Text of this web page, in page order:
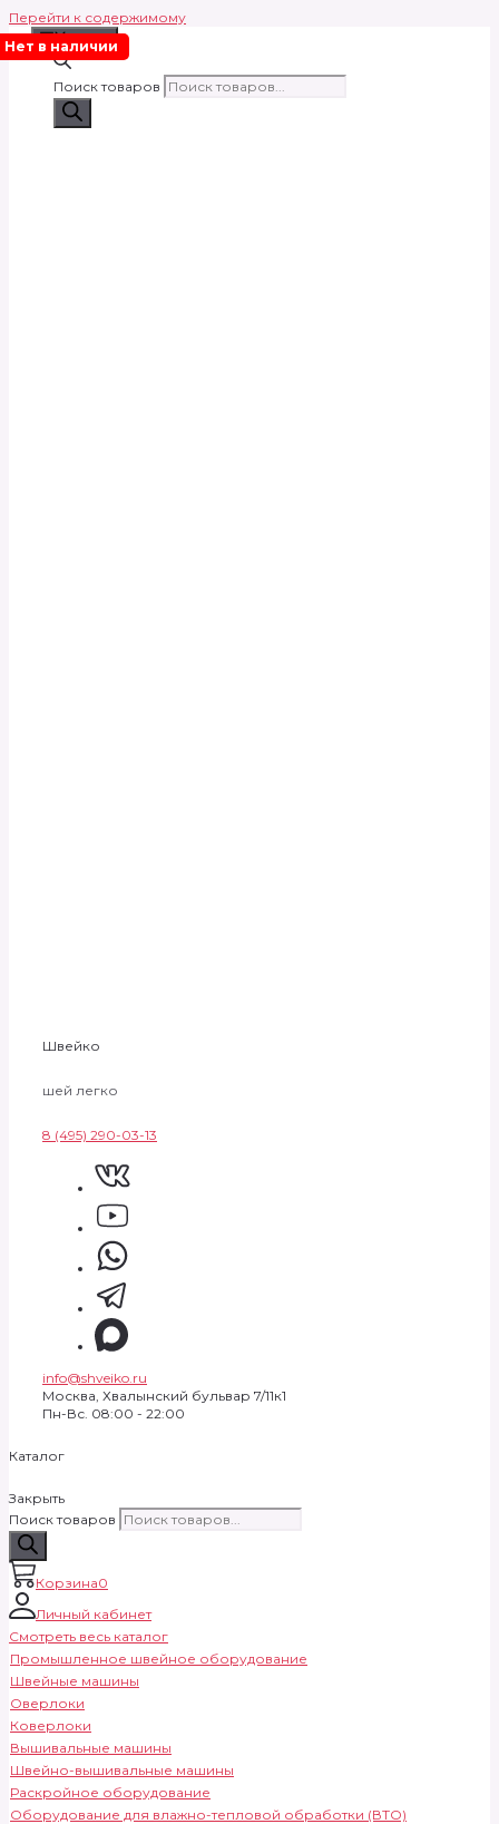
Перейти к содержимому
Меню
Поиск товаров
Швейко
шей легко
8 (495) 290-03-13
info@shveiko.ru
Москва, Хвалынский бульвар 7/11к1
Пн-Вс. 08:00 - 22:00
Каталог
Закрыть
Поиск товаров
Корзина0
Личный кабинет
Смотреть весь каталог
Промышленное швейное оборудование
Швейные машины
Оверлоки
Коверлоки
Вышивальные машины
Швейно-вышивальные машины
Раскройное оборудование
Оборудование для влажно-тепловой обработки (ВТО)
Нет в наличии